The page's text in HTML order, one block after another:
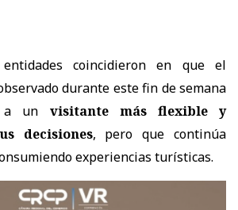
coincidieron en que el
durante este fin de semana
a un
visitante más flexible y
decisiones, pero que continúa
experiencias turísticas.